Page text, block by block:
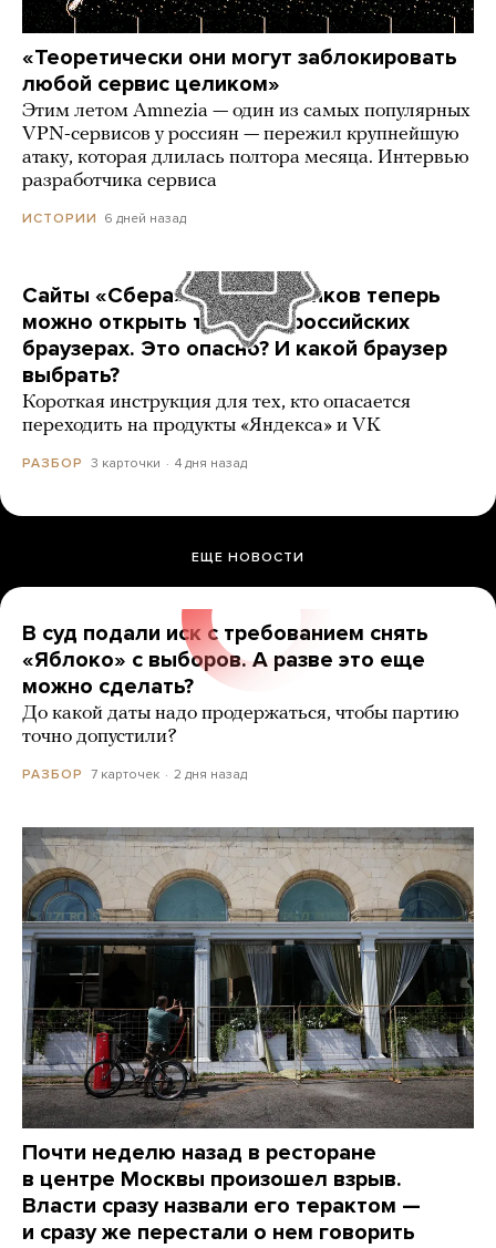
«Теоретически они могут заблокировать
любой сервис целиком»
Этим летом Amnezia — один из самых популярных
VPN-сервисов у россиян — пережил крупнейшую
атаку, которая длилась полтора месяца. Интервью
разработчика сервиса
ИСТОРИИ 6 дней назад
Сайты «Сбера» и других банков теперь
можно открыть только в российских
браузерах. Это опасно? И какой браузер
выбрать?
Короткая инструкция для тех, кто опасается
переходить на продукты «Яндекса» и VK
РАЗБОР 3 карточки 4 дня назад
ЕЩЕ НОВОСТИ
В суд подали иск с требованием снять
«Яблоко» с выборов. А разве это еще
можно сделать?
До какой даты надо продержаться, чтобы партию
точно допустили?
РАЗБОР 7 карточек 2 дня назад
Почти неделю назад в ресторане
в центре Москвы произошел взрыв.
Власти сразу назвали его терактом —
и сразу же перестали о нем говорить